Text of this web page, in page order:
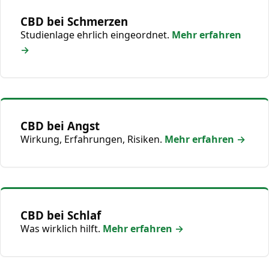
CBD bei Schmerzen
Studienlage ehrlich eingeordnet. Mehr erfahren
→
CBD bei Angst
Wirkung, Erfahrungen, Risiken. Mehr erfahren →
CBD bei Schlaf
Was wirklich hilft. Mehr erfahren →